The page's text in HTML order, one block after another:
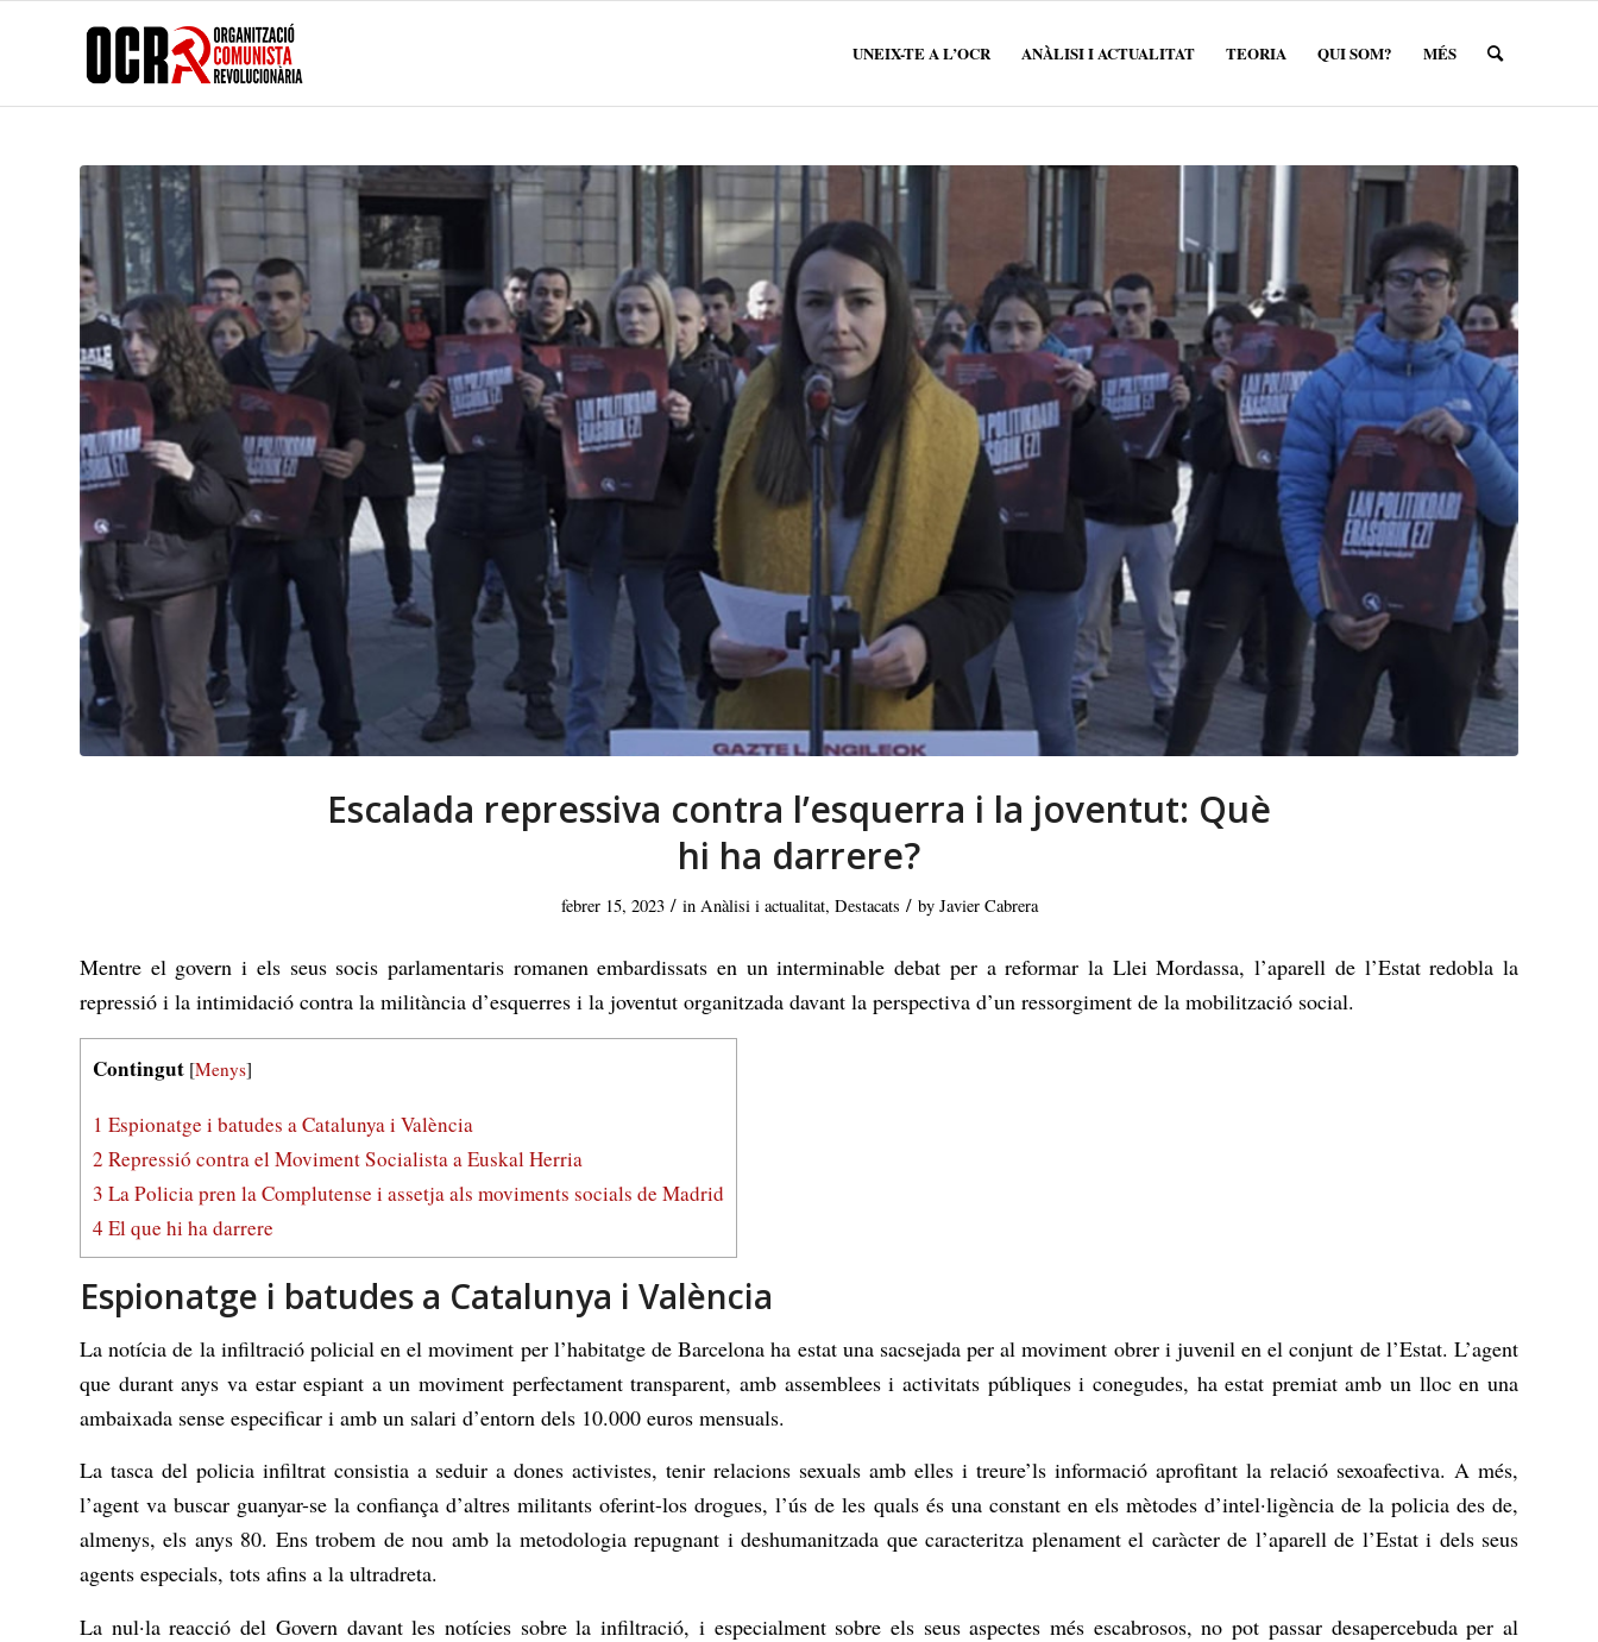
UNEIX-TE A L’OCR ANÀLISI I ACTUALITAT TEORIA QUI SOM? MÉS
Escalada repressiva contra l’esquerra i la joventut: Què
hi ha darrere?
febrer 15, 2023 / in Anàlisi i actualitat, Destacats / by Javier Cabrera
Mentre el govern i els seus socis parlamentaris romanen embardissats en un interminable debat per a reformar la Llei Mordassa, l’aparell de l’Estat redobla la
repressió i la intimidació contra la militància d’esquerres i la joventut organitzada davant la perspectiva d’un ressorgiment de la mobilització social.
Contingut [Menys]
1 Espionatge i batudes a Catalunya i València
2 Repressió contra el Moviment Socialista a Euskal Herria
3 La Policia pren la Complutense i assetja als moviments socials de Madrid
4 El que hi ha darrere
Espionatge i batudes a Catalunya i València
La notícia de la infiltració policial en el moviment per l’habitatge de Barcelona ha estat una sacsejada per al moviment obrer i juvenil en el conjunt de l’Estat. L’agent
que durant anys va estar espiant a un moviment perfectament transparent, amb assemblees i activitats públiques i conegudes, ha estat premiat amb un lloc en una
ambaixada sense especificar i amb un salari d’entorn dels 10.000 euros mensuals.
La tasca del policia infiltrat consistia a seduir a dones activistes, tenir relacions sexuals amb elles i treure’ls informació aprofitant la relació sexoafectiva. A més,
l’agent va buscar guanyar-se la confiança d’altres militants oferint-los drogues, l’ús de les quals és una constant en els mètodes d’intel·ligència de la policia des de,
almenys, els anys 80. Ens trobem de nou amb la metodologia repugnant i deshumanitzada que caracteritza plenament el caràcter de l’aparell de l’Estat i dels seus
agents especials, tots afins a la ultradreta.
La nul·la reacció del Govern davant les notícies sobre la infiltració, i especialment sobre els seus aspectes més escabrosos, no pot passar desapercebuda per al